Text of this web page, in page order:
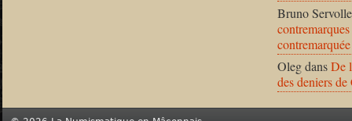
Bruno Servolle
OlegdansDe
des deniers